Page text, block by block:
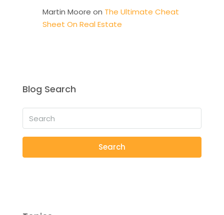
Martin Moore on The Ultimate Cheat
Sheet On Real Estate
Blog Search
Search